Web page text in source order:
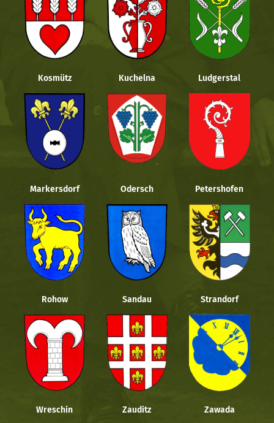
Kosmütz Kuchelna Ludgerstal
Markersdorf Odersch Petershofen
Rohow Sandau Strandorf
Wreschin Zauditz Zawada